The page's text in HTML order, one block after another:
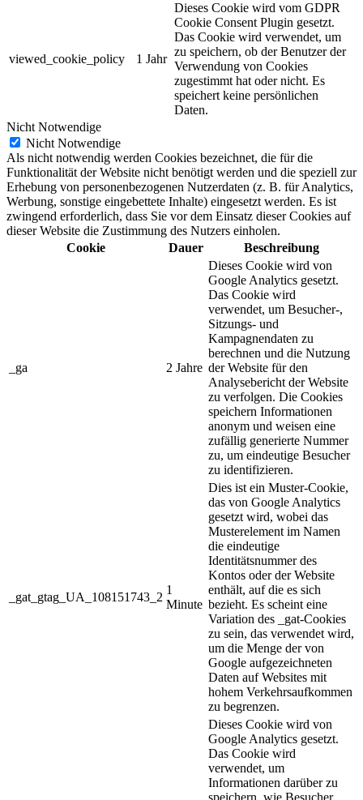
viewed_cookie_policy 1 Jahr
Dieses Cookie wird vom GDPR
Cookie Consent Plugin gesetzt.
Das Cookie wird verwendet, um
zu speichern, ob der Benutzer der
Verwendung von Cookies
zugestimmt hat oder nicht. Es
speichert keine persönlichen
Daten.
Nicht Notwendige
Nicht Notwendige
Als nicht notwendig werden Cookies bezeichnet, die für die
Funktionalität der Website nicht benötigt werden und die speziell zur
Erhebung von personenbezogenen Nutzerdaten (z. B. für Analytics,
Werbung, sonstige eingebettete Inhalte) eingesetzt werden. Es ist
zwingend erforderlich, dass Sie vor dem Einsatz dieser Cookies auf
dieser Website die Zustimmung des Nutzers einholen.
Cookie
Dauer Beschreibung
_ga 2 Jahre
Dieses Cookie wird von
Google Analytics gesetzt.
Das Cookie wird
verwendet, um Besucher-,
Sitzungs- und
Kampagnendaten zu
berechnen und die Nutzung
der Website für den
Analysebericht der Website
zu verfolgen. Die Cookies
speichern Informationen
anonym und weisen eine
zufällig generierte Nummer
zu, um eindeutige Besucher
zu identifizieren.
_gat_gtag_UA_108151743_2
1
Minute
Dies ist ein Muster-Cookie,
das von Google Analytics
gesetzt wird, wobei das
Musterelement im Namen
die eindeutige
Identitätsnummer des
Kontos oder der Website
enthält, auf die es sich
bezieht. Es scheint eine
Variation des _gat-Cookies
zu sein, das verwendet wird,
um die Menge der von
Google aufgezeichneten
Daten auf Websites mit
hohem Verkehrsaufkommen
zu begrenzen.
Dieses Cookie wird von
Google Analytics gesetzt.
Das Cookie wird
verwendet, um
Informationen darüber zu